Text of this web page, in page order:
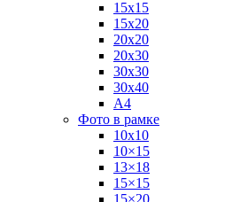
15х15
15х20
20х20
20х30
30х30
30х40
А4
Фото в рамке
10х10
10×15
13×18
15×15
15×20